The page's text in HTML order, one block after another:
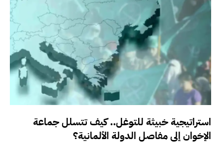
استراتيجية خبيثة للتوغل.. كيف تتسلل جماعة
الإخوان إلى مفاصل الدولة الألمانية؟